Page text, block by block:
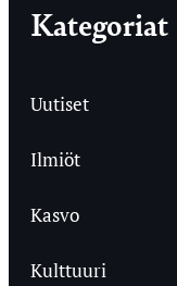
Kategoriat
Uutiset
Ilmiöt
Kasvo
Kulttuuri